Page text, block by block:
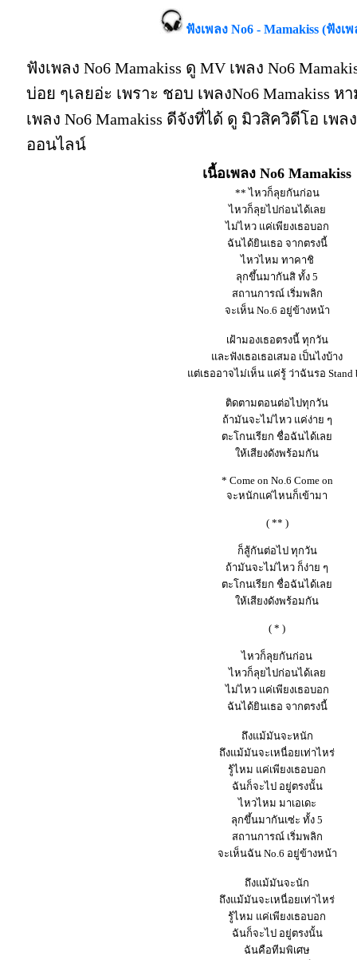
ฟังเพลง No6 - Mamakiss (ฟังเ
ฟังเพลง No6 Mamakiss ดู MV เพลง No6
บ่อย ๆเลยอ่ะ เพราะ ชอบ เพลงNo6 Mamakiss
เพลง No6 Mamakiss ดีจังที่ได้ ดู มิวสิควิดีโอ เพล
ออนไลน์
เนื้อเพลง No6 Mamakiss
** ไหวก็ลุยกันก่อน
ไหวก็ลุยไปก่อนได้เลย
ไม่ไหว แค่เพียงเธอบอก
ฉันได้ยินเธอ จากตรงนี้
ไหวไหม ทาคาชิ
ลุกขึ้นมากันสิ ทั้ง 5
สถานการณ์ เริ่มพลิก
จะเห็น No.6 อยู่ข้างหน้า
เฝ้ามองเธอตรงนี้ ทุกวัน
และฟังเธอเธอเสมอ เป็นไงบ้าง
แต่เธออาจไม่เห็น แค่รู้ ว่าฉันรอ Stand
ติดตามตอนต่อไปทุกวัน
ถ้ามันจะไม่ไหว แค่ง่าย ๆ
ตะโกนเรียก ชื่อฉันได้เลย
ให้เสียงดังพร้อมกัน
* Come on No.6 Come on
จะหนักแค่ไหนก็เข้ามา
( ** )
ก็สู้กันต่อไป ทุกวัน
ถ้ามันจะไม่ไหว ก็ง่าย ๆ
ตะโกนเรียก ชื่อฉันได้เลย
ให้เสียงดังพร้อมกัน
( * )
ไหวก็ลุยกันก่อน
ไหวก็ลุยไปก่อนได้เลย
ไม่ไหว แค่เพียงเธอบอก
ฉันได้ยินเธอ จากตรงนี้
ถึงแม้มันจะหนัก
ถึงแม้มันจะเหนื่อยเท่าไหร่
รู้ไหม แค่เพียงเธอบอก
ฉันก็จะไป อยู่ตรงนั้น
ไหวไหม มาเอเดะ
ลุกขึ้นมากันเซ่ะ ทั้ง 5
สถานการณ์ เริ่มพลิก
จะเห็นฉัน No.6 อยู่ข้างหน้า
ถึงแม้มันจะนัก
ถึงแม้มันจะเหนื่อยเท่าไหร่
รู้ไหม แค่เพียงเธอบอก
ฉันก็จะไป อยู่ตรงนั้น
ฉันคือทีมพิเศษ